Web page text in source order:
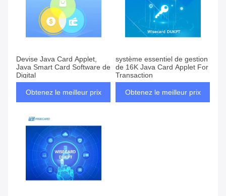
Devise Java Card Applet,
Java Smart Card Software de
Digital
Obtenez le meilleur prix
système essentiel de gestion
de 16K Java Card Applet For
Transaction
Obtenez le meilleur prix